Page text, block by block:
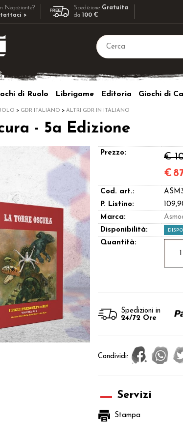
Negoziante?
>
Spedizione Gratuita
da100 €
di Ruolo Librigame Editoria Giochi di
GDR ITALIANO ALTRI GDR IN ITALIANO
- 5a Edizione
Prezzo: €
€
Cod. art.:
P. Listino:
Marca:
Disponibilità:
Quantità:
Spedizioni in
24/72 Ore
Condividi:
Servizi
Stampa